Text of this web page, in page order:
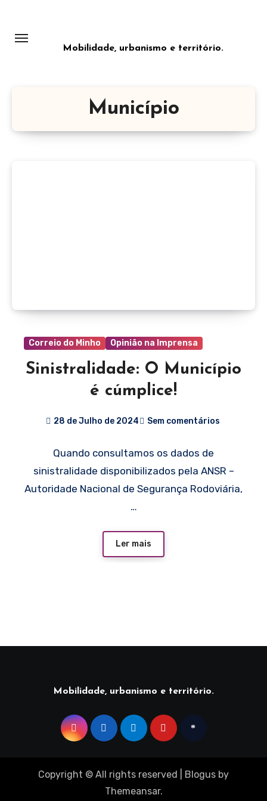
Mobilidade, urbanismo e território.
Município
Correio do Minho Opinião na Imprensa
Sinistralidade: O Município
é cúmplice!
28 de Julho de 2024 Sem comentários
Quando consultamos os dados de
sinistralidade disponibilizados pela ANSR –
Autoridade Nacional de Segurança Rodoviária,
…
Ler mais
Mobilidade, urbanismo e território.
Copyright © All rights reserved Blogus by
Themeansar.